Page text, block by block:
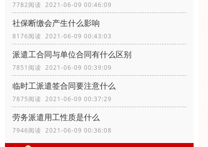
7782阅读 2021-06-09 00:46:09
社保断缴会产生什么影响
8176阅读 2021-06-09 00:43:03
派遣工合同与单位合同有什么区别
7851阅读 2021-06-09 00:39:09
临时工派遣签合同要注意什么
7875阅读 2021-06-09 00:37:29
劳务派遣用工性质是什么
7946阅读 2021-06-09 00:36:08